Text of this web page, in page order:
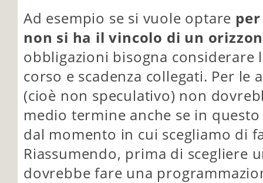
Ad esempio se si vuole optare
non si ha il vincolo di un
obbligazioni bisogna
corso e scadenza collegati. Per le
(cioè non speculativo) non
medio termine anche se in
dal momento in cui scegliamo di
Riassumendo, prima di scegliere
dovrebbe fare una